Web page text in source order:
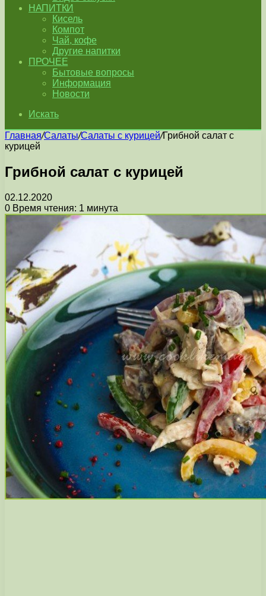
НАПИТКИ
Кисель
Компот
Чай, кофе
Другие напитки
ПРОЧЕЕ
Бытовые вопросы
Информация
Новости
Искать
Главная/Салаты/Салаты с курицей/Грибной салат с
курицей
Грибной салат с курицей
02.12.2020
0 Время чтения: 1 минута